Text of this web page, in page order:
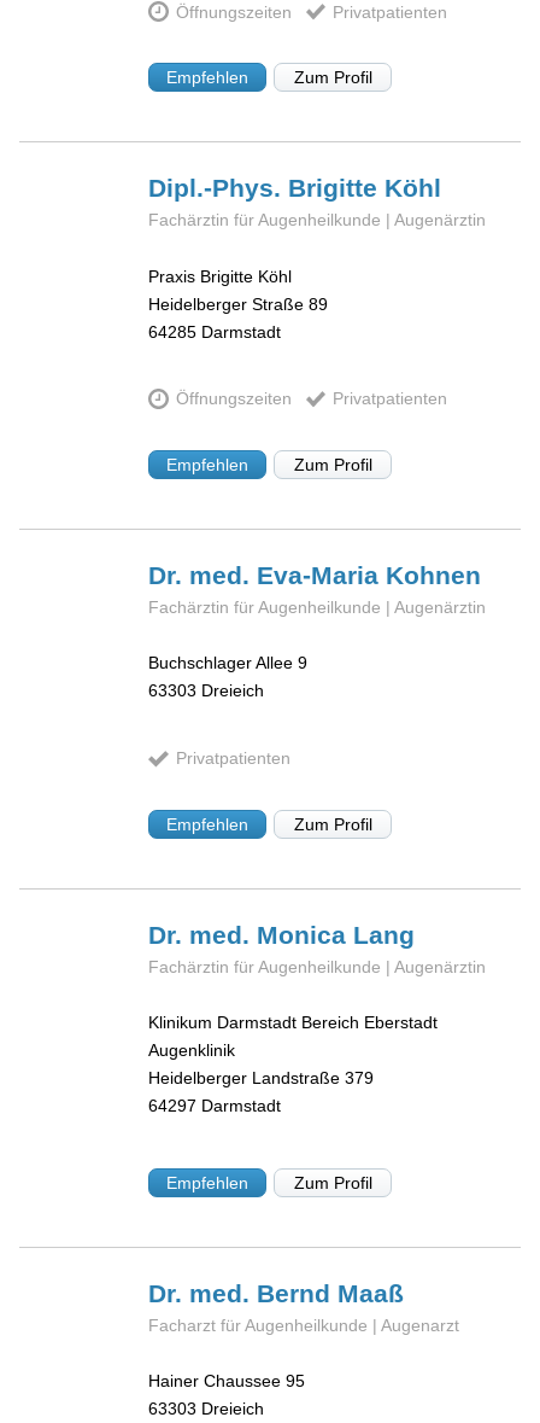
Öffnungszeiten Privatpatienten
Empfehlen Zum Profil
Dipl.-Phys. Brigitte Köhl
Fachärztin für Augenheilkunde | Augenärztin
Praxis Brigitte Köhl
Heidelberger Straße 89
64285 Darmstadt
Öffnungszeiten Privatpatienten
Empfehlen Zum Profil
Dr. med. Eva-Maria Kohnen
Fachärztin für Augenheilkunde | Augenärztin
Buchschlager Allee 9
63303 Dreieich
Privatpatienten
Empfehlen Zum Profil
Dr. med. Monica Lang
Fachärztin für Augenheilkunde | Augenärztin
Klinikum Darmstadt Bereich Eberstadt
Augenklinik
Heidelberger Landstraße 379
64297 Darmstadt
Empfehlen Zum Profil
Dr. med. Bernd Maaß
Facharzt für Augenheilkunde | Augenarzt
Hainer Chaussee 95
63303 Dreieich